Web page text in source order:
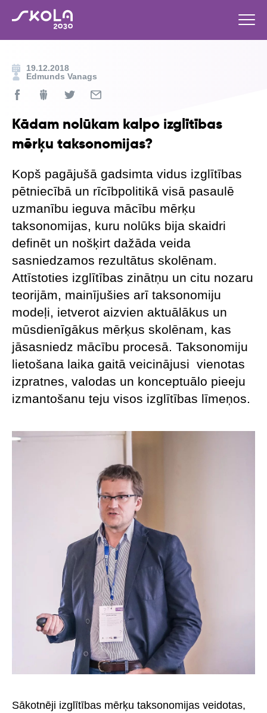
19.12.2018
Edmunds Vanags
Kādam nolūkam kalpo izglītības
mērķu taksonomijas?
Kopš pagājušā gadsimta vidus izglītības
pētniecībā un rīcībpolitikā visā pasaulē
uzmanību ieguva mācību mērķu
taksonomijas, kuru nolūks bija skaidri
definēt un nošķirt dažāda veida
sasniedzamos rezultātus skolēnam.
Attīstoties izglītības zinātņu un citu nozaru
teorijām, mainījušies arī taksonomiju
modeļi, ietverot aizvien aktuālākus un
mūsdienīgākus mērķus skolēnam, kas
jāsasniedz mācību procesā. Taksonomiju
lietošana laika gaitā veicinājusi vienotas
izpratnes, valodas un konceptuālo pieeju
izmantošanu teju visos izglītības līmeņos.
Sākotnēji izglītības mērķu taksonomijas veidotas,